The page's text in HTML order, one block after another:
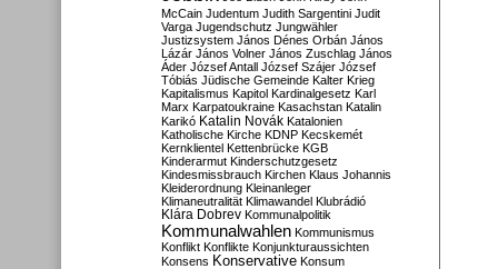
McCain Judentum Judith Sargentini Judit
Varga Jugendschutz Jungwähler
Justizsystem János Dénes Orbán János
Lázár János Volner János Zuschlag János
Áder József Antall József Szájer József
Tóbiás Jüdische Gemeinde Kalter Krieg
Kapitalismus Kapitol Kardinalgesetz Karl
Marx Karpatoukraine Kasachstan Katalin
Karikó Katalin Novák Katalonien
Katholische Kirche KDNP Kecskemét
Kernklientel Kettenbrücke KGB
Kinderarmut Kinderschutzgesetz
Kindesmissbrauch Kirchen Klaus Johannis
Kleiderordnung Kleinanleger
Klimaneutralität Klimawandel Klubrádió
Klára Dobrev Kommunalpolitik
Kommunalwahlen Kommunismus
Konflikt Konflikte Konjunkturaussichten
Konsens Konservative Konsum